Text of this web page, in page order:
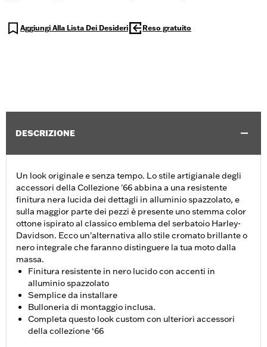
Aggiungi Alla Lista Dei Desideri Reso gratuito
DESCRIZIONE
Un look originale e senza tempo. Lo stile artigianale degli
accessori della Collezione '66 abbina a una resistente
finitura nera lucida dei dettagli in alluminio spazzolato, e
sulla maggior parte dei pezzi è presente uno stemma color
ottone ispirato al classico emblema del serbatoio Harley-
Davidson. Ecco un'alternativa allo stile cromato brillante o
nero integrale che faranno distinguere la tua moto dalla
massa.
Finitura resistente in nero lucido con accenti in
alluminio spazzolato
Semplice da installare
Bulloneria di montaggio inclusa.
Completa questo look custom con ulteriori accessori
della collezione ‘66